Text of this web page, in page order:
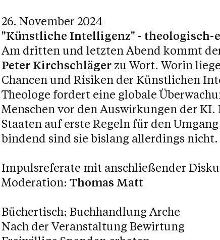
26. November 2024
"Künstliche Intelligenz" - theologisch-
Am dritten und letzten Abend kommt
Peter Kirchschlägerzu Wort. Worin
Chancen und Risiken der Künstlichen
Theologe fordert eine globale
Menschen vor den Auswirkungen der KI.
Staaten auf erste Regeln für den
bindend sind sie bislang allerdings nicht.
Impulsreferate mit anschließender
Moderation: Thomas Matt
Büchertisch: Buchhandlung Arche
Nach der Veranstaltung Bewirtung